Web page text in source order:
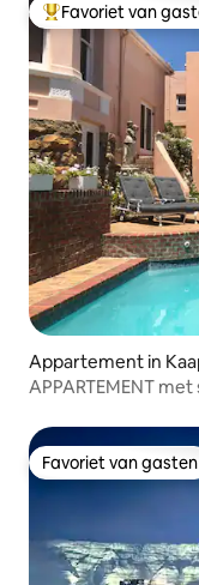
Topfavoriet van
Favoriet van
Appartement in
APPARTEMENT
Favoriet van gasten
Favoriet van gasten